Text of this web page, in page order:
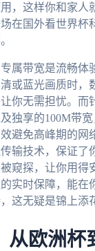
，这样你和家人
在国外看世界杯
属带宽是流畅体
或蓝光画质时，
你无需担忧。而
独享的100M带
避免高峰期的网
输技术，保证了
窥探，让你用得
实时保障，能在
这无疑是锦上添
从欧洲杯